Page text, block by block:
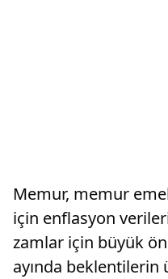
Memur, memur
için enflasyon
zamlar için büyük
ayında beklentilerin